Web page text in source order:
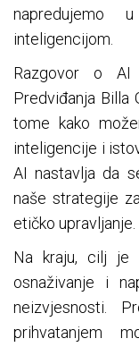
napredujemo
inteligencijom.
Razgovor o
Predviđanja Billa
tome kako
inteligencije i
AI nastavlja da
naše strategije
etičko upravljanje.
Na kraju, cilj je
osnaživanje i
neizvjesnosti.
prihvatanjem